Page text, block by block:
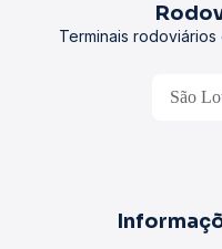
Terminais rodoviários
São